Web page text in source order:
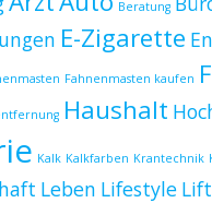
Beratung
E-Zigarette
Fahnenmasten kaufen
Haushalt
Kalk Kalkfarben Krantechnik
Leben Lifestyle Lift